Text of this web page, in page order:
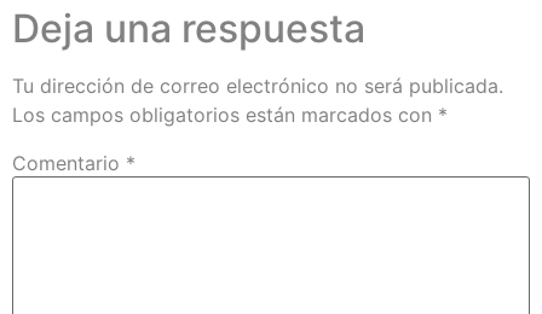
Deja una respuesta
Tu dirección de correo electrónico no será publicada.
Los campos obligatorios están marcados con *
Comentario *